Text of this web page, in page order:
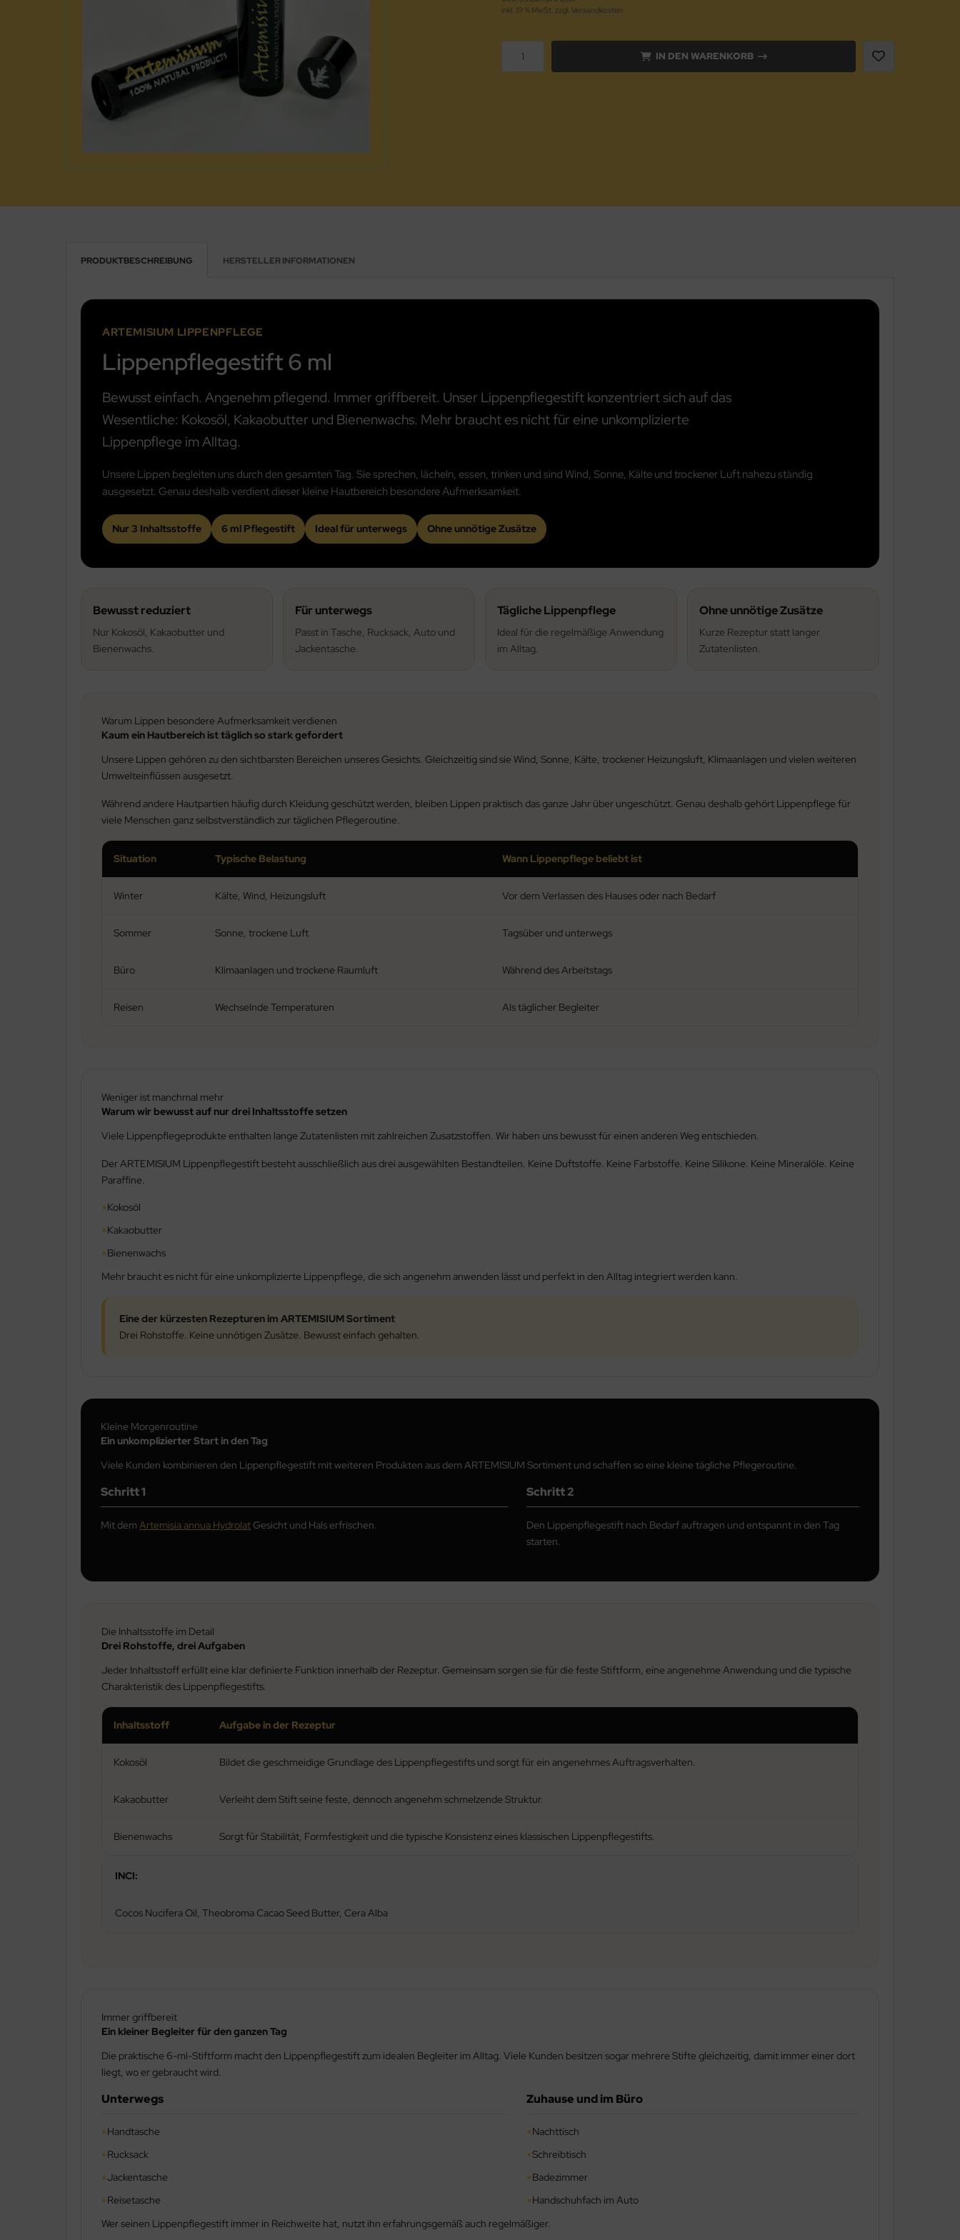
inkl. 19 % MwSt. zzgl. Versandkosten
IN DEN WARENKORB
PRODUKTBESCHREIBUNG HERSTELLER INFORMATIONEN
ARTEMISIUM LIPPENPFLEGE
Lippenpflegestift 6 ml
Bewusst einfach. Angenehm pflegend. Immer griffbereit. Unser Lippenpflegestift konzentriert sich auf das
Wesentliche: Kokosöl, Kakaobutter und Bienenwachs. Mehr braucht es nicht für eine unkomplizierte
Lippenpflege im Alltag.
Unsere Lippen begleiten uns durch den gesamten Tag. Sie sprechen, lächeln, essen, trinken und sind Wind, Sonne, Kälte und trockener Luft nahezu ständig
ausgesetzt. Genau deshalb verdient dieser kleine Hautbereich besondere Aufmerksamkeit.
Nur 3 Inhaltsstoffe 6 ml Pflegestift Ideal für unterwegs Ohne unnötige Zusätze
Bewusst reduziert
Nur Kokosöl, Kakaobutter und
Bienenwachs.
Für unterwegs
Passt in Tasche, Rucksack, Auto und
Jackentasche.
Tägliche Lippenpflege
Ideal für die regelmäßige Anwendung
im Alltag.
Ohne unnötige Zusätze
Kurze Rezeptur statt langer
Zutatenlisten.
Warum Lippen besondere Aufmerksamkeit verdienen
Kaum ein Hautbereich ist täglich so stark gefordert
Unsere Lippen gehören zu den sichtbarsten Bereichen unseres Gesichts. Gleichzeitig sind sie Wind, Sonne, Kälte, trockener Heizungsluft, Klimaanlagen und vielen weiteren
Umwelteinflüssen ausgesetzt.
Während andere Hautpartien häufig durch Kleidung geschützt werden, bleiben Lippen praktisch das ganze Jahr über ungeschützt. Genau deshalb gehört Lippenpflege für
viele Menschen ganz selbstverständlich zur täglichen Pflegeroutine.
Situation Typische Belastung Wann Lippenpflege beliebt ist
Winter Kälte, Wind, Heizungsluft Vor dem Verlassen des Hauses oder nach Bedarf
Sommer Sonne, trockene Luft Tagsüber und unterwegs
Büro Klimaanlagen und trockene Raumluft Während des Arbeitstags
Reisen Wechselnde Temperaturen Als täglicher Begleiter
Weniger ist manchmal mehr
Warum wir bewusst auf nur drei Inhaltsstoffe setzen
Viele Lippenpflegeprodukte enthalten lange Zutatenlisten mit zahlreichen Zusatzstoffen. Wir haben uns bewusst für einen anderen Weg entschieden.
Der ARTEMISIUM Lippenpflegestift besteht ausschließlich aus drei ausgewählten Bestandteilen. Keine Duftstoffe. Keine Farbstoffe. Keine Silikone. Keine Mineralöle. Keine
Paraffine.
•Kokosöl
•Kakaobutter
•Bienenwachs
Mehr braucht es nicht für eine unkomplizierte Lippenpflege, die sich angenehm anwenden lässt und perfekt in den Alltag integriert werden kann.
Eine der kürzesten Rezepturen im ARTEMISIUM Sortiment
Drei Rohstoffe. Keine unnötigen Zusätze. Bewusst einfach gehalten.
Kleine Morgenroutine
Ein unkomplizierter Start in den Tag
Viele Kunden kombinieren den Lippenpflegestift mit weiteren Produkten aus dem ARTEMISIUM Sortiment und schaffen so eine kleine tägliche Pflegeroutine.
Schritt 1
Mit dem Artemisia annua HydrolatGesicht und Hals erfrischen.
Schritt 2
Den Lippenpflegestift nach Bedarf auftragen und entspannt in den Tag
starten.
Die Inhaltsstoffe im Detail
Drei Rohstoffe, drei Aufgaben
Jeder Inhaltsstoff erfüllt eine klar definierte Funktion innerhalb der Rezeptur. Gemeinsam sorgen sie für die feste Stiftform, eine angenehme Anwendung und die typische
Charakteristik des Lippenpflegestifts.
Inhaltsstoff Aufgabe in der Rezeptur
Kokosöl Bildet die geschmeidige Grundlage des Lippenpflegestifts und sorgt für ein angenehmes Auftragsverhalten.
Kakaobutter Verleiht dem Stift seine feste, dennoch angenehm schmelzende Struktur.
Bienenwachs Sorgt für Stabilität, Formfestigkeit und die typische Konsistenz eines klassischen Lippenpflegestifts.
INCI:
Cocos Nucifera Oil, Theobroma Cacao Seed Butter, Cera Alba
Immer griffbereit
Ein kleiner Begleiter für den ganzen Tag
Die praktische 6-ml-Stiftform macht den Lippenpflegestift zum idealen Begleiter im Alltag. Viele Kunden besitzen sogar mehrere Stifte gleichzeitig, damit immer einer dort
liegt, wo er gebraucht wird.
Unterwegs
•Handtasche
•Rucksack
•Jackentasche
•Reisetasche
Zuhause und im Büro
•Nachttisch
•Schreibtisch
•Badezimmer
•Handschuhfach im Auto
Wer seinen Lippenpflegestift immer in Reichweite hat, nutzt ihn erfahrungsgemäß auch regelmäßiger.